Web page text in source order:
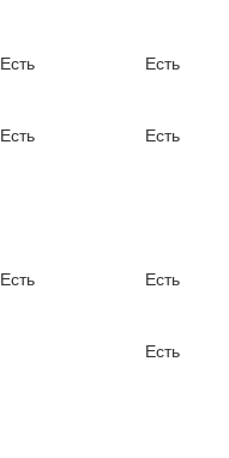
Есть Есть
Есть
Есть
Есть Есть
Есть